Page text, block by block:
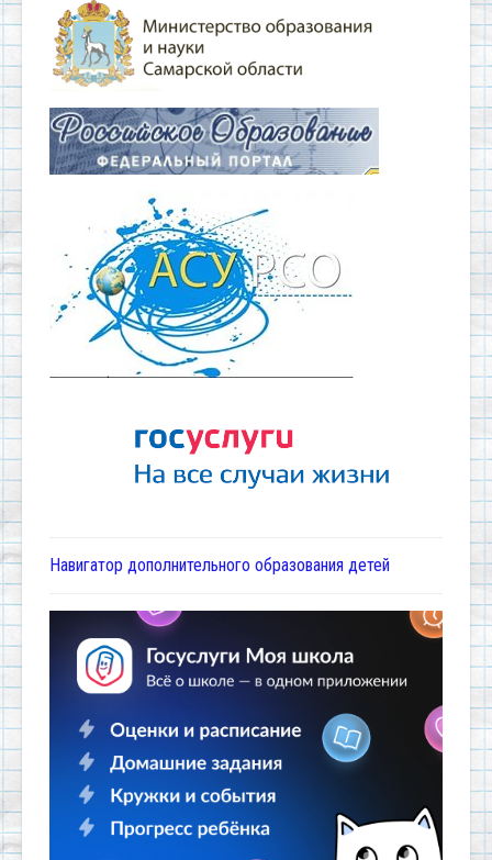
Навигатор дополнительного образования детей